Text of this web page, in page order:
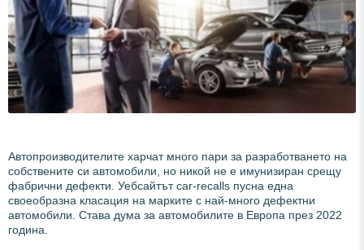
Автопроизводителите харчат много пари за разработването на
собствените си автомобили, но никой не е имунизиран срещу
фабрични дефекти. Уебсайтът car-recalls пусна една
своеобразна класация на марките с най-много дефектни
автомобили. Става дума за автомобилите в Европа през 2022
година.